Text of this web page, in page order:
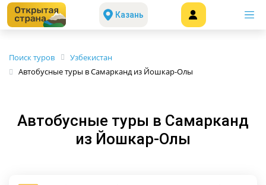
Казань
Поиск туров
Узбекистан
Автобусные туры в Самарканд из Йошкар-Олы
Автобусные туры в Самарканд
из Йошкар-Олы